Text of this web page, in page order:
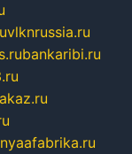
vlknrussia.ru
bankaribi.ru